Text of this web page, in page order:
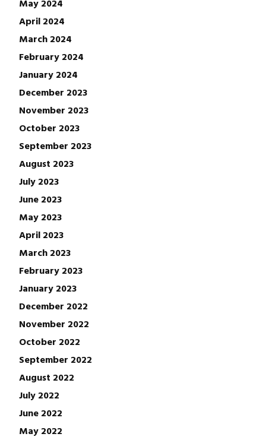
April 2024
March 2024
February 2024
January 2024
December 2023
November 2023
October 2023
September 2023
August 2023
July 2023
June 2023
May 2023
April 2023
March 2023
February 2023
January 2023
December 2022
November 2022
October 2022
September 2022
August 2022
July 2022
June 2022
May 2022